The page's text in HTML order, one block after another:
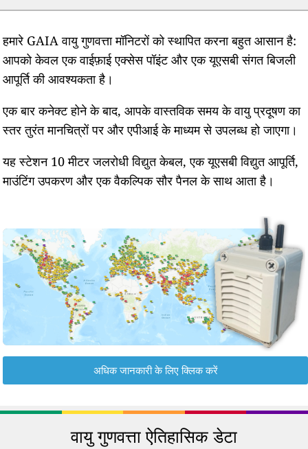
हमारे GAIA वायु गुणवत्ता मॉनिटरों को स्थापित करना बहुत आसान है:
आपको केवल एक वाईफ़ाई एक्सेस पॉइंट और एक यूएसबी संगत बिजली
आपूर्ति की आवश्यकता है।
एक बार कनेक्ट होने के बाद, आपके वास्तविक समय के वायु प्रदूषण का
स्तर तुरंत मानचित्रों पर और एपीआई के माध्यम से उपलब्ध हो जाएगा।
यह स्टेशन 10 मीटर जलरोधी विद्युत केबल, एक यूएसबी विद्युत आपूर्ति,
माउंटिंग उपकरण और एक वैकल्पिक सौर पैनल के साथ आता है।
अधिक जानकारी के लिए क्लिक करें
वायु गुणवत्ता ऐतिहासिक डेटा